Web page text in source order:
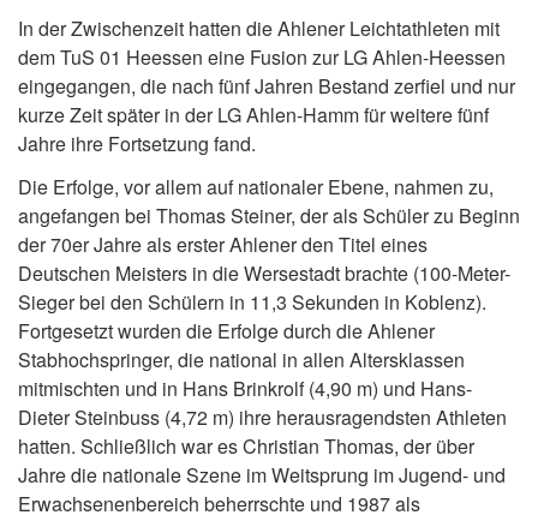
In der Zwischenzeit hatten die Ahlener Leichtathleten mit
dem TuS 01 Heessen eine Fusion zur LG Ahlen-Heessen
eingegangen, die nach fünf Jahren Bestand zerfiel und nur
kurze Zeit später in der LG Ahlen-Hamm für weitere fünf
Jahre ihre Fortsetzung fand.
Die Erfolge, vor allem auf nationaler Ebene, nahmen zu,
angefangen bei Thomas Steiner, der als Schüler zu Beginn
der 70er Jahre als erster Ahlener den Titel eines
Deutschen Meisters in die Wersestadt brachte (100-Meter-
Sieger bei den Schülern in 11,3 Sekunden in Koblenz).
Fortgesetzt wurden die Erfolge durch die Ahlener
Stabhochspringer, die national in allen Altersklassen
mitmischten und in Hans Brinkrolf (4,90 m) und Hans-
Dieter Steinbuss (4,72 m) ihre herausragendsten Athleten
hatten. Schließlich war es Christian Thomas, der über
Jahre die nationale Szene im Weitsprung im Jugend- und
Erwachsenenbereich beherrschte und 1987 als